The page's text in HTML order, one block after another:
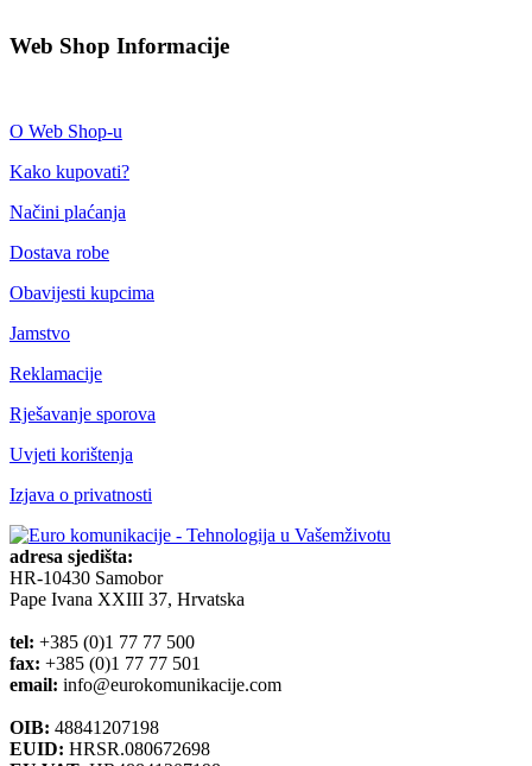
Web Shop Informacije
O Web Shop-u
Kako kupovati?
Načini plaćanja
Dostava robe
Obavijesti kupcima
Jamstvo
Reklamacije
Rješavanje sporova
Uvjeti korištenja
Izjava o privatnosti
adresa sjedišta:
HR-10430 Samobor
Pape Ivana XXIII 37, Hrvatska
tel: +385 (0)1 77 77 500
fax: +385 (0)1 77 77 501
email: info@eurokomunikacije.com
OIB: 48841207198
EUID: HRSR.080672698